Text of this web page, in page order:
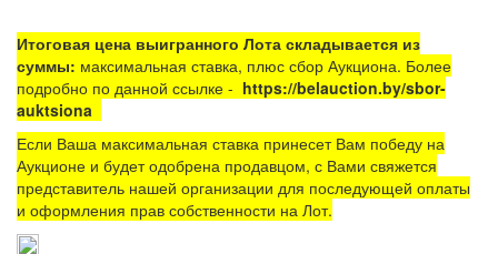
Итоговая цена выигранного Лота складывается из
суммы: максимальная ставка, плюс сбор Аукциона. Более
подробно по данной ссылке - https://belauction.by/sbor-
auktsiona
Если Ваша максимальная ставка принесет Вам победу на
Аукционе и будет одобрена продавцом, с Вами свяжется
представитель нашей организации для последующей оплаты
и оформления прав собственности на Лот.